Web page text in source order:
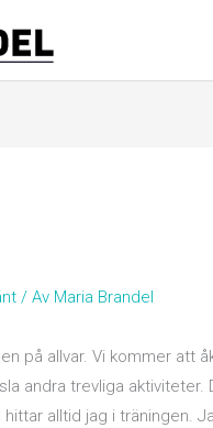
/ Av Maria Brandel
på allvar. Vi kommer att
andra trevliga aktiviteter.
alltid jag i träningen.